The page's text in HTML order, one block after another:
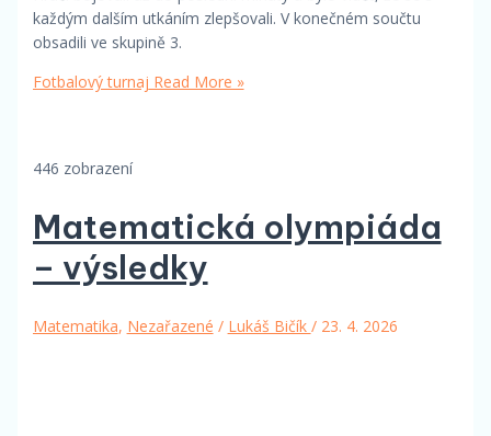
každým dalším utkáním zlepšovali. V konečném součtu
obsadili ve skupině 3.
Fotbalový turnaj Read More »
446 zobrazení
Matematická olympiáda
– výsledky
Matematika, Nezařazené / Lukáš Bičík / 23. 4. 2026